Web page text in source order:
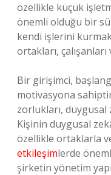
özellikle küçük
önemli olduğu bir
kendi işlerini
ortakları,
Bir girişimci,
motivasyona
zorlukları, duygusal
Kişinin duygusal
özellikle ortaklarla
etkileşimlerde
şirketin yönetim